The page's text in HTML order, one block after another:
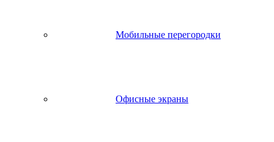
Мобильные перегородки
Офисные экраны